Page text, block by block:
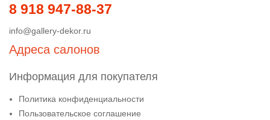
8 918 947-88-37
info@gallery-dekor.ru
Адреса салонов
Информация для покупателя
Политика конфиденциальности
Пользовательское соглашение